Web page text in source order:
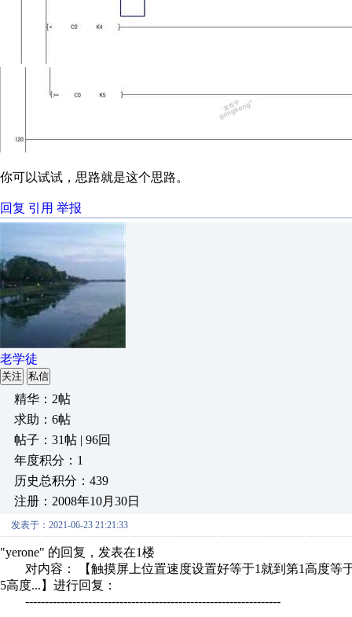
你可以试试，思路就是这个思路。
回复 引用 举报
老学徒
关注 私信
精华：2帖
求助：6帖
帖子：31帖 | 96回
年度积分：1
历史总积分：439
注册：2008年10月30日
发表于：2021-06-23 21:21:33
"yerone" 的回复，发表在1楼
对内容： 【触摸屏上位置速度设置好等于1就到第1高度等
5高度...】进行回复：
-----------------------------------------------------------------